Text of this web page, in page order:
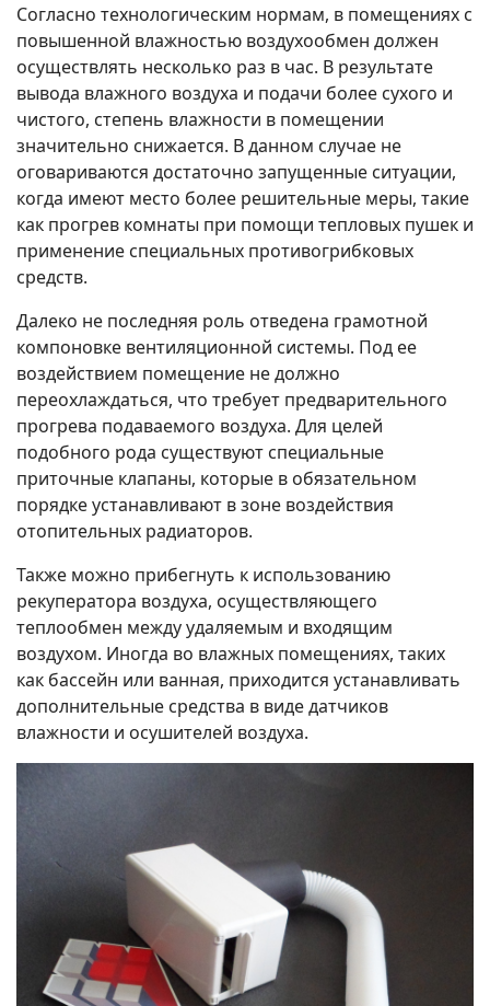
Согласно технологическим нормам, в помещениях с
повышенной влажностью воздухообмен должен
осуществлять несколько раз в час. В результате
вывода влажного воздуха и подачи более сухого и
чистого, степень влажности в помещении
значительно снижается. В данном случае не
оговариваются достаточно запущенные ситуации,
когда имеют место более решительные меры, такие
как прогрев комнаты при помощи тепловых пушек и
применение специальных противогрибковых
средств.
Далеко не последняя роль отведена грамотной
компоновке вентиляционной системы. Под ее
воздействием помещение не должно
переохлаждаться, что требует предварительного
прогрева подаваемого воздуха. Для целей
подобного рода существуют специальные
приточные клапаны, которые в обязательном
порядке устанавливают в зоне воздействия
отопительных радиаторов.
Также можно прибегнуть к использованию
рекуператора воздуха, осуществляющего
теплообмен между удаляемым и входящим
воздухом. Иногда во влажных помещениях, таких
как бассейн или ванная, приходится устанавливать
дополнительные средства в виде датчиков
влажности и осушителей воздуха.